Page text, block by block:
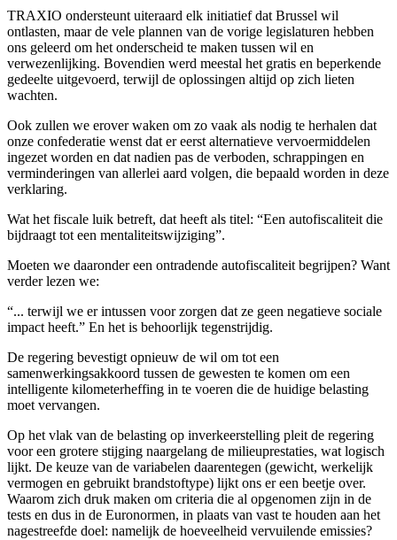
TRAXIO ondersteunt uiteraard elk initiatief dat Brussel wil
ontlasten, maar de vele plannen van de vorige legislaturen hebben
ons geleerd om het onderscheid te maken tussen wil en
verwezenlijking. Bovendien werd meestal het gratis en beperkende
gedeelte uitgevoerd, terwijl de oplossingen altijd op zich lieten
wachten.
Ook zullen we erover waken om zo vaak als nodig te herhalen dat
onze confederatie wenst dat er eerst alternatieve vervoermiddelen
ingezet worden en dat nadien pas de verboden, schrappingen en
verminderingen van allerlei aard volgen, die bepaald worden in deze
verklaring.
Wat het fiscale luik betreft, dat heeft als titel: “Een autofiscaliteit die
bijdraagt tot een mentaliteitswijziging”.
Moeten we daaronder een ontradende autofiscaliteit begrijpen? Want
verder lezen we:
“... terwijl we er intussen voor zorgen dat ze geen negatieve sociale
impact heeft.” En het is behoorlijk tegenstrijdig.
De regering bevestigt opnieuw de wil om tot een
samenwerkingsakkoord tussen de gewesten te komen om een
intelligente kilometerheffing in te voeren die de huidige belasting
moet vervangen.
Op het vlak van de belasting op inverkeerstelling pleit de regering
voor een grotere stijging naargelang de milieuprestaties, wat logisch
lijkt. De keuze van de variabelen daarentegen (gewicht, werkelijk
vermogen en gebruikt brandstoftype) lijkt ons er een beetje over.
Waarom zich druk maken om criteria die al opgenomen zijn in de
tests en dus in de Euronormen, in plaats van vast te houden aan het
nagestreefde doel: namelijk de hoeveelheid vervuilende emissies?